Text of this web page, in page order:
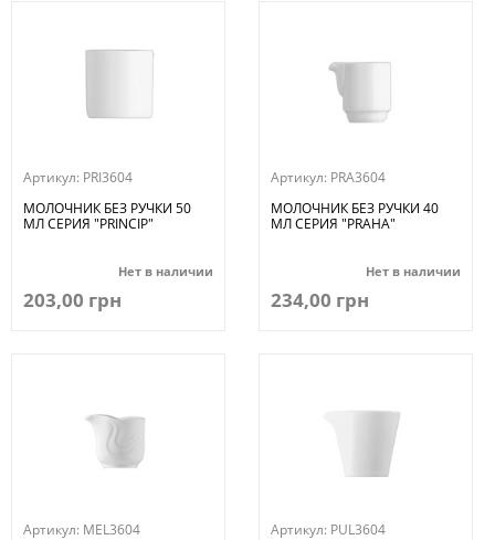
Артикул: PRI3604
МОЛОЧНИК БЕЗ РУЧКИ 50
МЛ СЕРИЯ "PRINCIP"
Нет в наличии
203,00 грн
Артикул: PRA3604
МОЛОЧНИК БЕЗ РУЧКИ 40
МЛ СЕРИЯ "PRAHA"
Нет в наличии
234,00 грн
Артикул: MEL3604
Артикул: PUL3604